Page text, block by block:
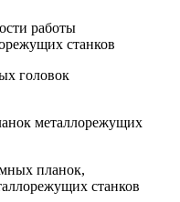
работы
станков
головок
металлорежущих
планок,
станков